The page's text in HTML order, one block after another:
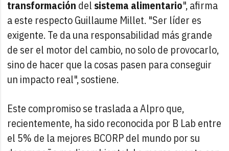
transformación del sistema alimentario", afirma
a este respecto Guillaume Millet. "Ser líder es
exigente. Te da una responsabilidad más grande
de ser el motor del cambio, no solo de provocarlo,
sino de hacer que la cosas pasen para conseguir
un impacto real", sostiene.
Este compromiso se traslada a Alpro que,
recientemente, ha sido reconocida por B Lab entre
el 5% de la mejores BCORP del mundo por su